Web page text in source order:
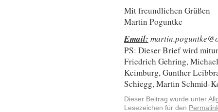
Mit freundlichen Grüßen
Martin Poguntke
Email:
PS: Dieser Brief wird
Friedrich Gehring,
Keimburg, Gunther
Schiegg, Martin Schmid-
Dieser Beitrag wurde unter
Lesezeichen für den